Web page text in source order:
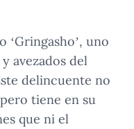
‘Gringasho’, uno
avezados del
delincuente no
tiene en su
que ni el